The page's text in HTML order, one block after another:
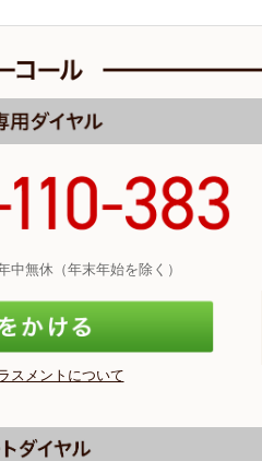
中無休（年末年始を除く）
スメントについて